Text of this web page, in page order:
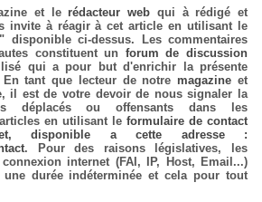
et le rédacteur web qui à rédigé et
invite à réagir à cet article en utilisant le
disponible ci-dessus. Les commentaires
constituent un forum de discussion
qui a pour but d'enrichir la présente
tant que lecteur de notre magazine et
il est de votre devoir de nous signaler la
déplacés ou offensants dans les
en utilisant le formulaire de contact
disponible a cette adresse :
. Pour des raisons législatives, les
internet (FAI, IP, Host, Email...)
durée indéterminée et cela pour tout